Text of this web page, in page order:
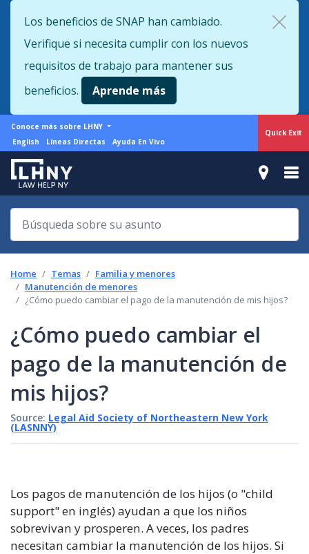
to
main
content
Quick Exit
Los beneficios de SNAP han cambiado.
Verifique si necesita cumplir con los nuevos
requisitos de trabajo para mantener sus
beneficios.
Aprende más
More
from
LHNY
Conoce más sobre LHNY
Support
menu
English Líneas Directas Ayuda En Vivo
Home Temas
Familia y menores
Manutención de menores
¿Cómo puedo cambiar el pago de la manutención de mis hijos?
¿Cómo puedo cambiar el
pago de la manutención de
mis hijos?
Source: Legal Aid Society of Northeastern New York
(LASNNY)
Los pagos de manutención de los hijos (o "child
support" en inglés) ayudan a que los niños
sobrevivan y prosperen. A veces, los padres
necesitan cambiar la manutención de los hijos. Si